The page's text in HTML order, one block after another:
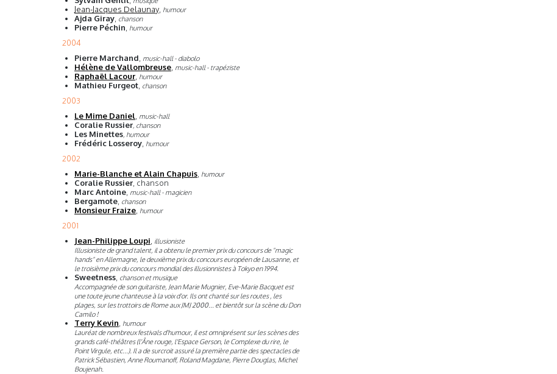
Jean-Jacques Delaunay, humour
Ajda Giray, chanson
Pierre Péchin humour
2004
Pierre Marchand music-hall - diabolo
Hélène de Vallombreuse, music-hall - trapéziste
Raphaël Lacour, humour
Mathieu Furgeot, chanson
2003
Le Mime Daniel, music-hall
Coralie Russier, chanson
Les Minettes, humour
Frédéric Losseroy, humour
2002
Marie-Blanche et Alain Chapuis, humour
Coralie Russier, chanson
Marc Antoine, music-hall - magicien
Bergamote, chanson
Monsieur Fraize, humour
2001
Jean-Philippe Loupi illusioniste
Illusioniste de grand talent, il a obtenu le premier prix du concours de "magic
hands" en Allemagne, le deuxième prix du concours européen de Lausanne, et
le troisième prix du concours mondial des illusionnistes à Tokyo en 1994.
Sweetness, chanson et musique
Accompagnée de son guitariste, Jean Marie Mugnier, Eve-Marie Bacquet est
une toute jeune chanteuse à la voix d'or. Ils ont chanté sur les routes , les
plages, sur les trottoirs de Rome aux JMJ 2000... et bientôt sur la scène du Don
Camilo !
Terry Kevin humour
Lauréat de nombreux festivals d'humour, il est omniprésent sur les scènes des
grands café-théâtres (l'Âne rouge, l'Espace Gerson, le Complexe du rire, le
Point Virgule, etc...). Il a de surcroit assuré la première partie des spectacles de
Patrick Sébastien, Anne Roumanoff, Roland Magdane, Pierre Douglas, Michel
Boujenah.